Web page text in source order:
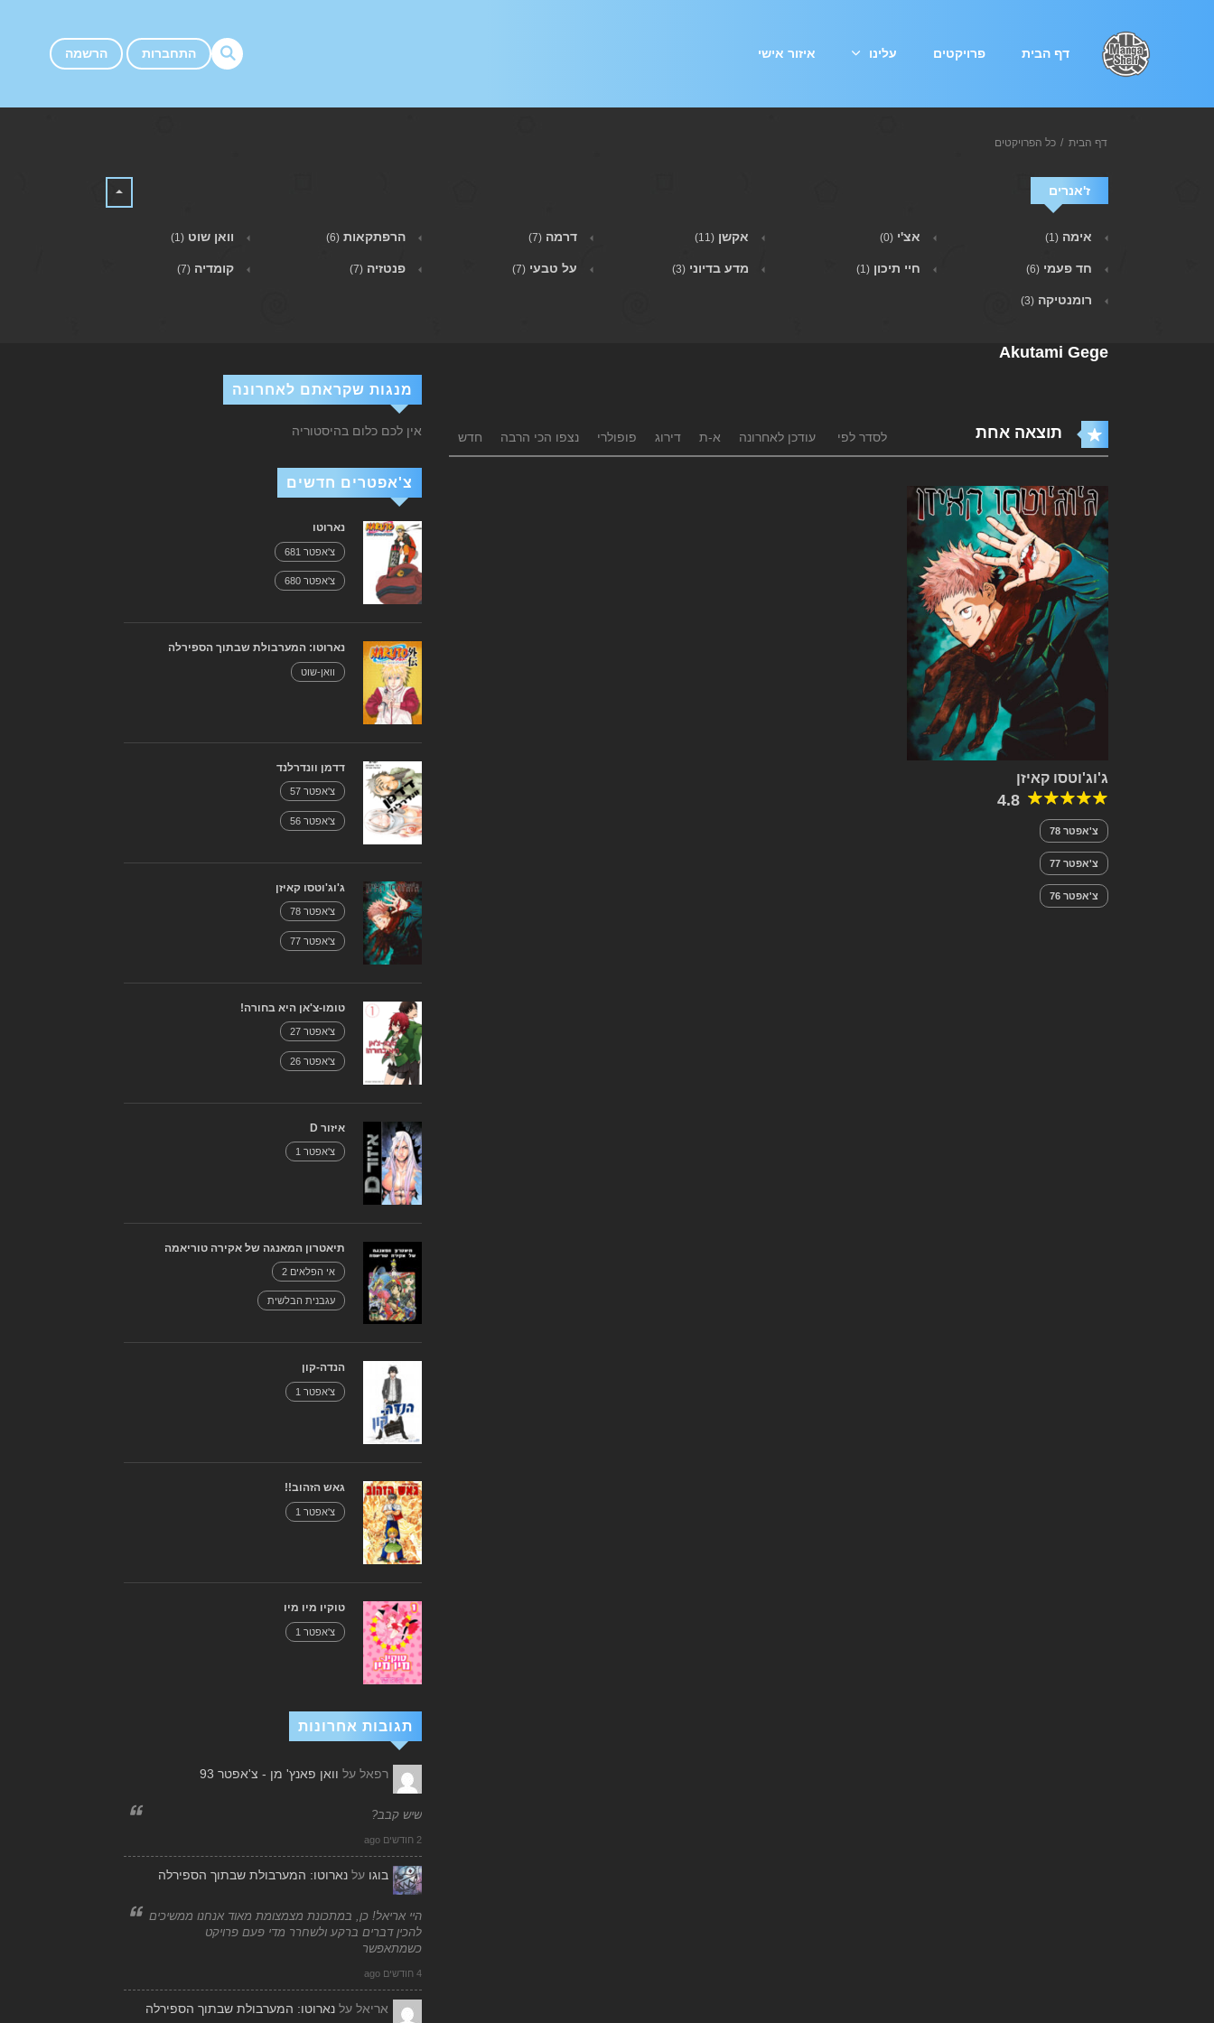
דף הבית פרויקטים עלינו איזור אישי התחברות הרשמה
דף הבית כל הפרויקטים
ז'אנרים
אימה (1) אצ'י (0) אקשן (11) דרמה (7) הרפתקאות (6) וואן שוט (1)
חד פעמי (6) חיי תיכון (1) מדע בדיוני (3) על טבעי (7) פנטזיה (7) קומדיה (7)
רומנטיקה (3)
Akutami Gege
תוצאה אחת לסדר לפי עודכן לאחרונה א-ת דירוג פופולרי נצפו הכי הרבה חדש
ג'וג'וטסו קאיזן
4.8
צ'אפטר 78
צ'אפטר 77
צ'אפטר 76
מנגות שקראתם לאחרונה
אין לכם כלום בהיסטוריה
צ'אפטרים חדשים
נארוטו
צ'אפטר 681
צ'אפטר 680
נארוטו: המערבולת שבתוך הספירלה
וואן-שוט
דדמן וונדרלנד
צ'אפטר 57
צ'אפטר 56
ג'וג'וטסו קאיזן
צ'אפטר 78
צ'אפטר 77
טומו-צ'אן היא בחורה!
צ'אפטר 27
צ'אפטר 26
איזור D
צ'אפטר 1
תיאטרון המאנגה של אקירה טוריאמה
אי הפלאים 2
עגבנית הבלשית
הנדה-קון
צ'אפטר 1
גאש הזהוב!!
צ'אפטר 1
טוקיו מיו מיו
צ'אפטר 1
תגובות אחרונות
רפאל על וואן פאנץ' מן - צ'אפטר 93
שיש קבב?
2 חודשים ago
בוגו על נארוטו: המערבולת שבתוך הספירלה
היי אריאל! כן, במתכונת מצמצומת מאוד אנחנו ממשיכים
להכין דברים ברקע ולשחרר מדי פעם פרויקט
כשמתאפשר
4 חודשים ago
אריאל על נארוטו: המערבולת שבתוך הספירלה